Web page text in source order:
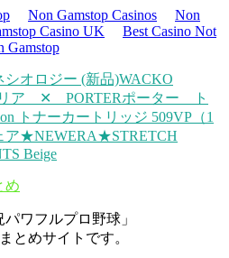
Non Gamstop Casinos
Non
Casino UK
Best Casino Not
Gamstop
シオロジー (新品)WACKO
ア ✕ PORTERポーター ト
トナーカートリッジ 509VP（1
ア★NEWERA★STRETCH
Beige
め
ワフルプロ野球」
とめサイトです。